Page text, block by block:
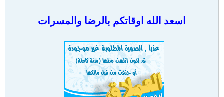
اسعد الله اوقاتكم بالرضا والمسرات